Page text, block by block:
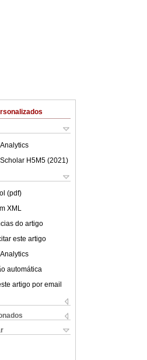
H5M5 (2021 )
(pdf)
XML
do artigo
este artigo
automática
artigo por email